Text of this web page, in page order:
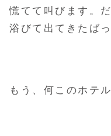
慌てて叫びます。
浴びて出てきたば
もう、何このホテ